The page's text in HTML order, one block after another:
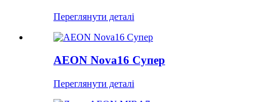
Переглянути деталі
AEON Nova16 Супер
Переглянути деталі